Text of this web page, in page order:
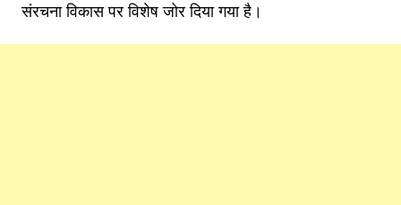
संरचना विकास पर विशेष जोर दिया गया है।